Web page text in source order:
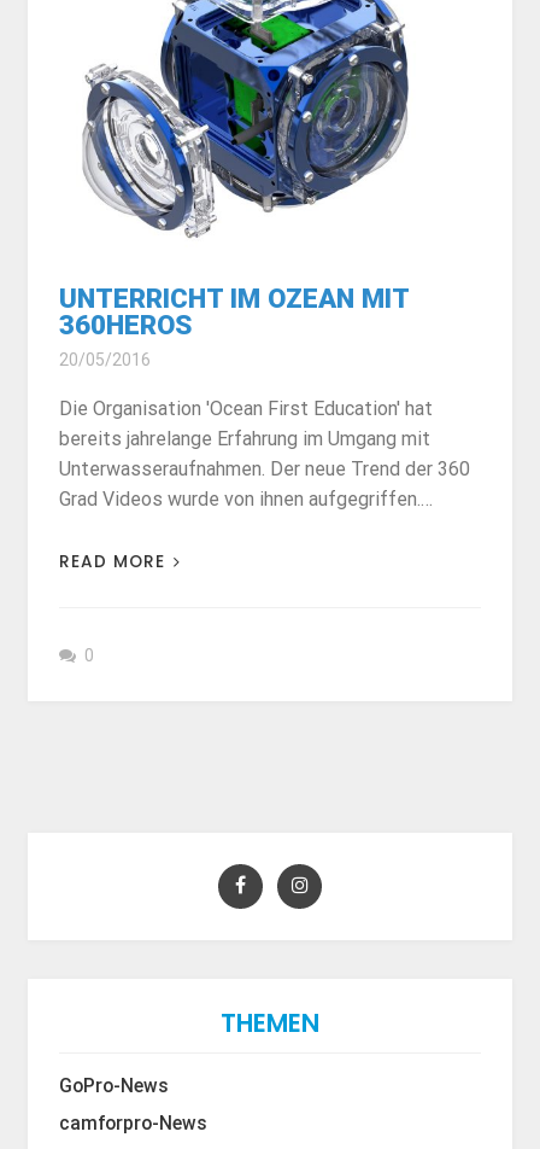
UNTERRICHT IM OZEAN MIT
360HEROS
20/05/2016
Die Organisation 'Ocean First Education' hat
bereits jahrelange Erfahrung im Umgang mit
Unterwasseraufnahmen. Der neue Trend der 360
Grad Videos wurde von ihnen aufgegriffen.…
READ MORE
0
THEMEN
GoPro-News
camforpro-News